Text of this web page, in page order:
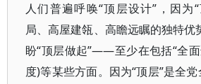
人们普遍呼唤“顶层设计”，因为
局、高屋建瓴、高瞻远瞩的独特优
盼“顶层做起”——至少在包括“全
度)等某些方面。因为“顶层”是全